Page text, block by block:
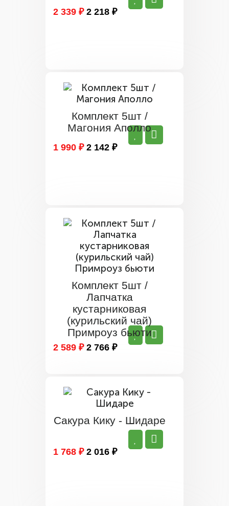
2 339 ₽ 2 218 ₽
Комплект 5шт /
Магония Аполло
1 990 ₽ 2 142 ₽
Комплект 5шт /
Лапчатка
кустарниковая
(курильский чай)
Примроуз бьюти
2 589 ₽ 2 766 ₽
Сакура Кику - Шидаре
1 768 ₽ 2 016 ₽